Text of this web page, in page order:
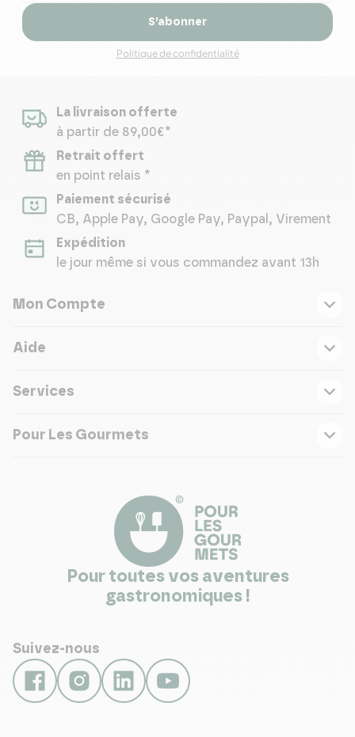
S’abonner
Politique de confidentialité
La livraison offerte
à partir de 89,00€*
Retrait offert
en point relais *
Paiement sécurisé
CB, Apple Pay, Google Pay, Paypal, Virement
Expédition
le jour même si vous commandez avant 13h
Mon Compte
Aide
Services
Pour Les Gourmets
Pour toutes vos aventures
gastronomiques !
Suivez-nous